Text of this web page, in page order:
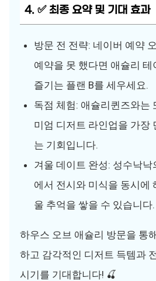
4. ✅ 최종 요약 및 기대 효과
방문 전 전략: 네이버 예약
예약을 못 했다면 애슐리
즐기는 플랜 B를 세우세요.
독점 체험: 애슐리퀸즈와는
미엄 디저트 라인업을 가장
는 기회입니다.
겨울 데이트 완성: 성수낙
에서 전시와 미식을 동시에
울 추억을 쌓을 수 있습니다.
하우스 오브 애슐리 방문을 통
하고 감각적인 디저트 득템과
시기를 기대합니다! 🍒